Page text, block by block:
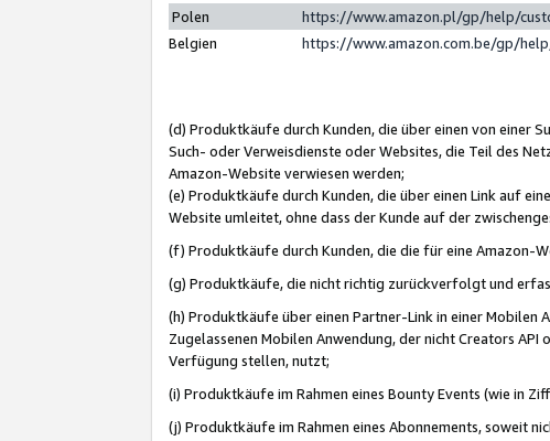
Polen
https://www.amazon.pl/gp/help/
Belgien
https://www.amazon.com.be/gp/
(d) Produktkäufe durch Kunden, die über einen von einer
Such- oder Verweisdienste oder Websites, die Teil des
Amazon-Website verwiesen werden;
(e) Produktkäufe durch Kunden, die über einen Link auf
Website umleitet, ohne dass der Kunde auf der
(f) Produktkäufe durch Kunden, die die für eine Amazon-
(g) Produktkäufe, die nicht richtig zurückverfolgt und
(h) Produktkäufe über einen Partner-Link in einer Mobilen
Zugelassenen Mobilen Anwendung, der nicht Creators
Verfügung stellen, nutzt;
(i) Produktkäufe im Rahmen eines Bounty Events (wie in
(j) Produktkäufe im Rahmen eines Abonnements, soweit